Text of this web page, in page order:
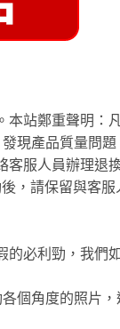
本站鄭重聲明：
現產品質量問題
客服人員辦理退
，請保留與客服
的必利勁，我們
個角度的照片，